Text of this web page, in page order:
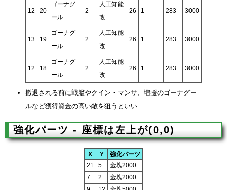
12 20
ゴーナグ
ール
2
人工知能
改
26 1 283 3000
13 19
ゴーナグ
ール
2
人工知能
改
26 1 283 3000
12 18
ゴーナグ
ール
2
人工知能
改
26 1 283 3000
撤退される前に戦艦やクイン・マンサ、増援のゴーナグー
ルなど獲得資金の高い敵を狙うといい
強化パーツ - 座標は左上が(0,0)
X Y
強化パーツ
21
5
金塊2000
7
2
金塊2000